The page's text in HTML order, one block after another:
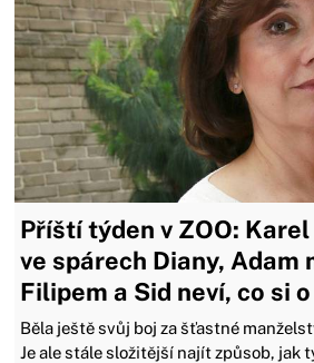
Příští týden v ZOO:
ve spárech Diany, Adam
Filipem a Sid neví, co si
Běla ještě svůj boj za šťastné
Je ale stále složitější najít způsob, jak